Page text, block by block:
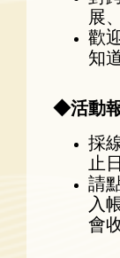
展
歡
知
◆活動
採
止
請
入
會